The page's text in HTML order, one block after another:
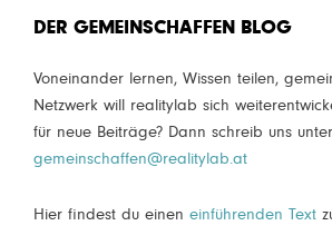
DER GEMEINSCHAFFEN BLOG
Voneinander lernen, Wissen teilen,
Netzwerk will realitylab sich
für neue Beiträge? Dann schreib uns unter
gemeinschaffen@realitylab.at
Hier findest du einen einführenden Text